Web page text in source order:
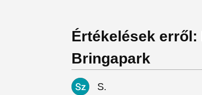
Értékelések
Bringapark
S.